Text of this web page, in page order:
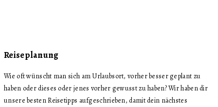
Reiseplanung
Wie oft wünscht man sich am Urlaubsort, vorher besser geplant zu
haben oder dieses oder jenes vorher gewusst zu haben? Wir haben dir
unsere besten Reisetipps aufgeschrieben, damit dein nächstes